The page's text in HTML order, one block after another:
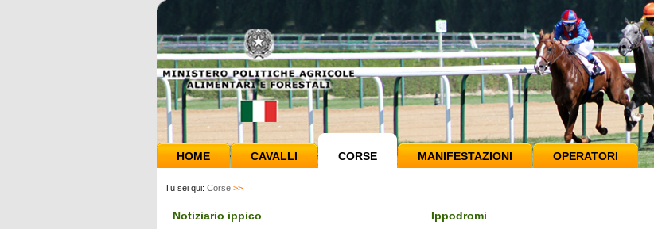
HOME CAVALLI CORSE MANIFESTAZIONI OPERATORI
Tu sei qui: Corse >>
Notiziario ippico Ippodromi